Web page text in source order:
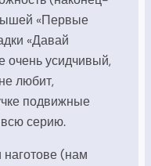
«Первые
«Давай
очень усидчивый,
любит,
подвижные
всю серию.
наготове (нам